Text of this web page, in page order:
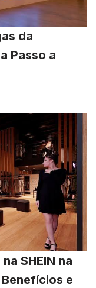
da
Passo a
SHEIN na
e